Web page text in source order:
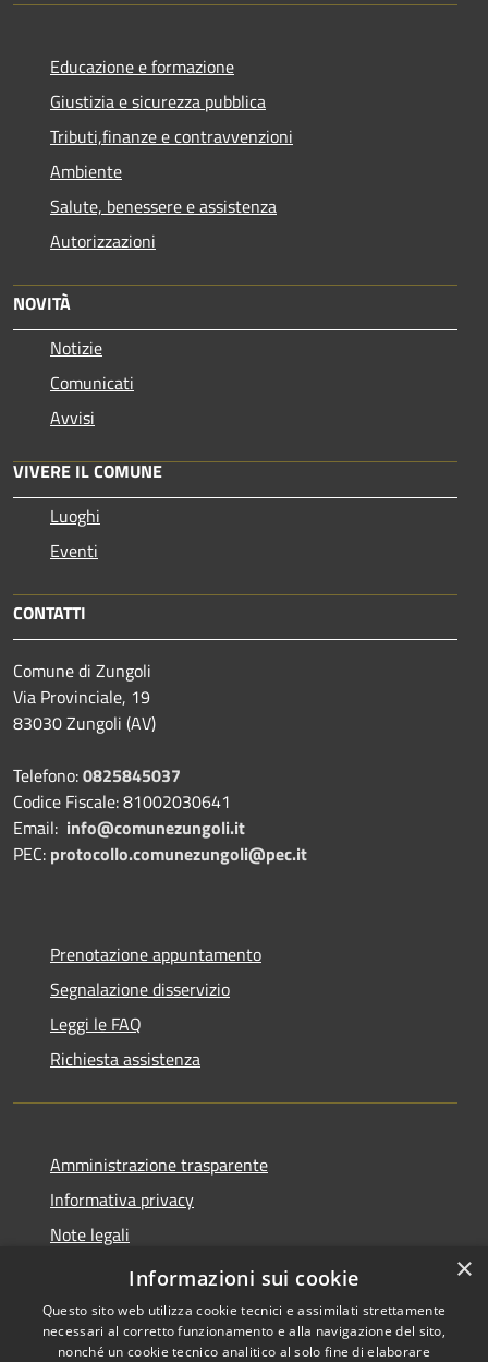
Educazione e formazione
Giustizia e sicurezza pubblica
Tributi,finanze e contravvenzioni
Ambiente
Salute, benessere e assistenza
Autorizzazioni
NOVITÀ
Notizie
Comunicati
Avvisi
VIVERE IL COMUNE
Luoghi
Eventi
CONTATTI
Comune di Zungoli
Via Provinciale, 19
83030 Zungoli (AV)
Telefono:0825845037
Codice Fiscale: 81002030641
Email: info@comunezungoli.it
PEC: protocollo.comunezungoli@pec.it
Prenotazione appuntamento
Segnalazione disservizio
Leggi le FAQ
Richiesta assistenza
Amministrazione trasparente
Informativa privacy
Note legali
Dichiarazione di accessibilità
×
Informazioni sui cookie
Questo sito web utilizza cookie tecnici e assimilati strettamente
necessari al corretto funzionamento e alla navigazione del sito,
nonché un cookie tecnico analitico al solo fine di elaborare